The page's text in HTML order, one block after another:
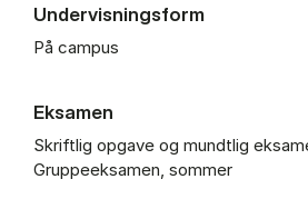
Undervisningsform
På campus
Eksamen
Skriftlig opgave og mundtlig
Gruppeeksamen, sommer